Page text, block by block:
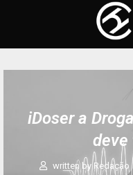
iDoser a
deve
written by Redação